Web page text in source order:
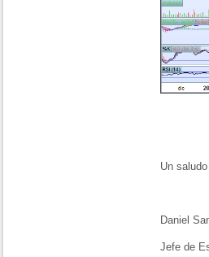
Un saludo
Daniel
Jefe de